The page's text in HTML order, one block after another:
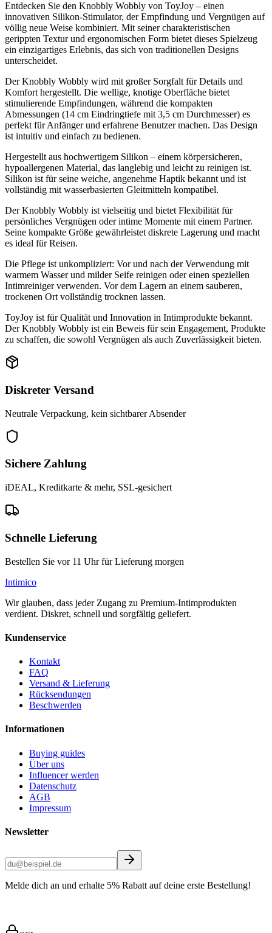
Entdecken Sie den Knobbly Wobbly von ToyJoy – einen
innovativen Silikon-Stimulator, der Empfindung und Vergnügen auf
völlig neue Weise kombiniert. Mit seiner charakteristischen
gerippten Textur und ergonomischen Form bietet dieses Spielzeug
ein einzigartiges Erlebnis, das sich von traditionellen Designs
unterscheidet.
Der Knobbly Wobbly wird mit großer Sorgfalt für Details und
Komfort hergestellt. Die wellige, knotige Oberfläche bietet
stimulierende Empfindungen, während die kompakten
Abmessungen (14 cm Eindringtiefe mit 3,5 cm Durchmesser) es
perfekt für Anfänger und erfahrene Benutzer machen. Das Design
ist intuitiv und einfach zu bedienen.
Hergestellt aus hochwertigem Silikon – einem körpersicheren,
hypoallergenen Material, das langlebig und leicht zu reinigen ist.
Silikon ist für seine weiche, angenehme Haptik bekannt und ist
vollständig mit wasserbasierten Gleitmitteln kompatibel.
Der Knobbly Wobbly ist vielseitig und bietet Flexibilität für
persönliches Vergnügen oder intime Momente mit einem Partner.
Seine kompakte Größe gewährleistet diskrete Lagerung und macht
es ideal für Reisen.
Die Pflege ist unkompliziert: Vor und nach der Verwendung mit
warmem Wasser und milder Seife reinigen oder einen speziellen
Intimreiniger verwenden. Vor dem Lagern an einem sauberen,
trockenen Ort vollständig trocknen lassen.
ToyJoy ist für Qualität und Innovation in Intimprodukte bekannt.
Der Knobbly Wobbly ist ein Beweis für sein Engagement, Produkte
zu schaffen, die sowohl Vergnügen als auch Zuverlässigkeit bieten.
Diskreter Versand
Neutrale Verpackung, kein sichtbarer Absender
Sichere Zahlung
iDEAL, Kreditkarte & mehr, SSL-gesichert
Schnelle Lieferung
Bestellen Sie vor 11 Uhr für Lieferung morgen
Intimico
Wir glauben, dass jeder Zugang zu Premium-Intimprodukten
verdient. Diskret, schnell und sorgfältig geliefert.
Kundenservice
Kontakt
FAQ
Versand & Lieferung
Rücksendungen
Beschwerden
Informationen
Buying guides
Über uns
Influencer werden
Datenschutz
AGB
Impressum
Newsletter
Melde dich an und erhalte 5% Rabatt auf deine erste Bestellung!